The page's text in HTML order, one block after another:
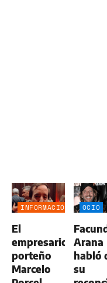
INFORMACIÓN
El
empresario
porteño
Marcelo
OCIO
Arana
habló
su